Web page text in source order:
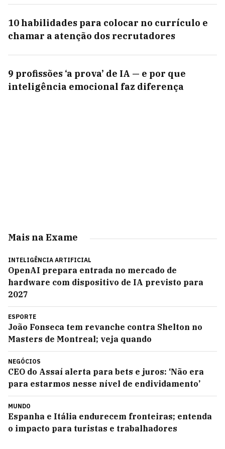
10 habilidades para colocar no currículo e
chamar a atenção dos recrutadores
9 profissões ‘a prova’ de IA — e por que
inteligência emocional faz diferença
Mais na Exame
INTELIGÊNCIA ARTIFICIAL
OpenAI prepara entrada no mercado de
hardware com dispositivo de IA previsto para
2027
ESPORTE
João Fonseca tem revanche contra Shelton no
Masters de Montreal; veja quando
NEGÓCIOS
CEO do Assaí alerta para bets e juros: ‘Não era
para estarmos nesse nível de endividamento’
MUNDO
Espanha e Itália endurecem fronteiras; entenda
o impacto para turistas e trabalhadores